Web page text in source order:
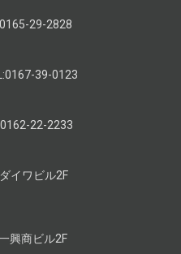
29-2828
39-0123
22-2233
イワビル2F
興商ビル2F